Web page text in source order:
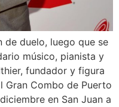
de duelo, luego que se
músico, pianista y
fundador y figura
Gran Combo de Puerto
en San Juan a